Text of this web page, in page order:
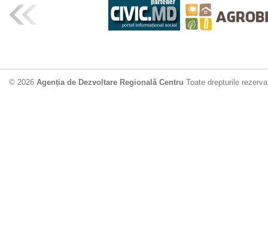
© 2026 Agenția de Dezvoltare Regională Centru Toate drepturile